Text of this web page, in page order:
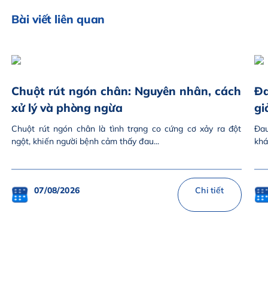
Bài viết liên quan
Chuột rút ngón chân: Nguyên nhân, cách
xử lý và phòng ngừa
Chuột rút ngón chân là tình trạng co cứng cơ xảy ra đột
ngột, khiến người bệnh cảm thấy đau...
07/08/2026 Chi tiết